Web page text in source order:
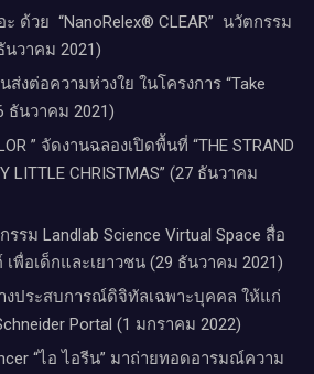
ด้วย “NanoRelex® CLEAR” นวัตกรรม
วาคม 2021)
ส่งต่อความห่วงใย​ ​ในโครงการ “Take
ธันวาคม 2021)
” จัดงานฉลองเปิดพื้นที่ “THE STRAND
LITTLE CHRISTMAS” (27 ธันวาคม
รม Landlab Science Virtual Space สื่อ
พื่อเด็กและเยาวชน (29 ธันวาคม 2021)
งประสบการณ์ดิจิทัลเฉพาะบุคคล ให้แก่
Portal (1 มกราคม 2022)
“ไอ ไอรีน” มาถ่ายทอดอารมณ์ความ